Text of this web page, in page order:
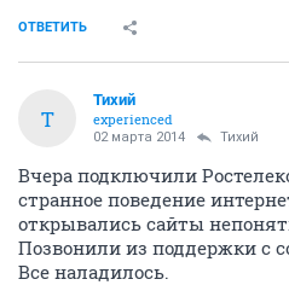
ОТВЕТИТЬ
Т
Тихий
experienced
02 марта 2014 Тихий
Вчера подключили
странное поведение
открывались сайты
Позвонили из поддержки с
Все наладилось.